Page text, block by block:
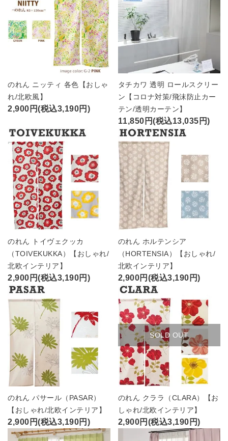
のれん ニッティ 各色【おしゃ
れ/北欧風】
2,900円(税込3,190円)
タチカワ 透明 ロールスクリー
ン【コロナ対策/飛沫防止カー
テン/透明カーテン】
11,850円(税込13,035円)
のれん トイヴェクッカ
（TOIVEKUKKA）【おしゃれ/
北欧インテリア】
2,900円(税込3,190円)
のれん ホルテンシア
（HORTENSIA）【おしゃれ/
北欧インテリア】
2,900円(税込3,190円)
のれん パサール（PASAR）
【おしゃれ/北欧インテリア】
2,900円(税込3,190円)
SOLD OUT
のれん クララ（CLARA）【お
しゃれ/北欧インテリア】
2,900円(税込3,190円)